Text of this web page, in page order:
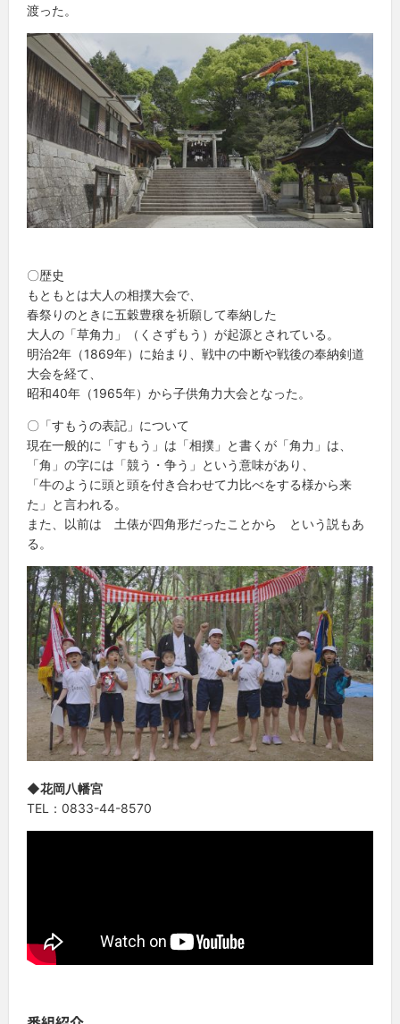
渡った。
〇歴史
もともとは大人の相撲大会で、
春祭りのときに五穀豊穣を祈願して奉納した
大人の「草角力」（くさずもう）が起源とされている。
明治2年（1869年）に始まり、戦中の中断や戦後の奉納剣道
大会を経て、
昭和40年（1965年）から子供角力大会となった。
〇「すもうの表記」について
現在一般的に「すもう」は「相撲」と書くが「角力」は、
「角」の字には「競う・争う」という意味があり、
「牛のように頭と頭を付き合わせて力比べをする様から来
た」と言われる。
また、以前は 土俵が四角形だったことから という説もあ
る。
◆花岡八幡宮
TEL：0833-44-8570